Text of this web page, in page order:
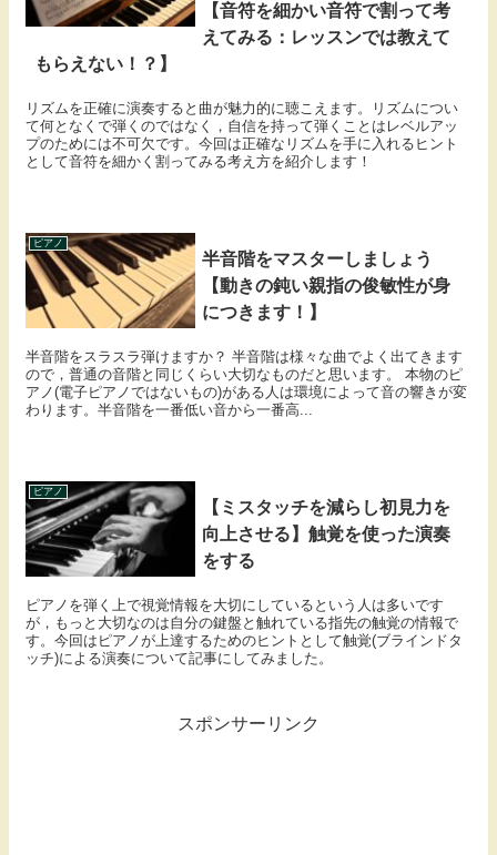
【音符を細かい音符で割って考
えてみる：レッスンでは教えて
もらえない！？】
リズムを正確に演奏すると曲が魅力的に聴こえます。リズムについ
て何となくで弾くのではなく，自信を持って弾くことはレベルアッ
プのためには不可欠です。今回は正確なリズムを手に入れるヒント
として音符を細かく割ってみる考え方を紹介します！
ピアノ
半音階をマスターしましょう
【動きの鈍い親指の俊敏性が身
につきます！】
半音階をスラスラ弾けますか？ 半音階は様々な曲でよく出てきます
ので，普通の音階と同じくらい大切なものだと思います。 本物のピ
アノ(電子ピアノではないもの)がある人は環境によって音の響きが変
わります。半音階を一番低い音から一番高...
ピアノ
【ミスタッチを減らし初見力を
向上させる】触覚を使った演奏
をする
ピアノを弾く上で視覚情報を大切にしているという人は多いです
が，もっと大切なのは自分の鍵盤と触れている指先の触覚の情報で
す。今回はピアノが上達するためのヒントとして触覚(ブラインドタ
ッチ)による演奏について記事にしてみました。
スポンサーリンク